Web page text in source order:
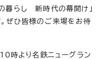
暮らし 新時代の幕開け」
ぜひ皆様のご来場をお待
時より名鉄ニューグラン